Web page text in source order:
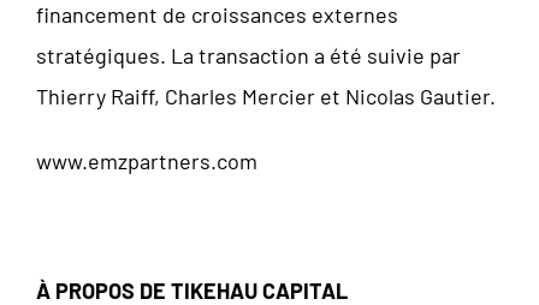
financement de croissances externes
stratégiques. La transaction a été suivie par
Thierry Raiff, Charles Mercier et Nicolas Gautier.
www.emzpartners.com
À PROPOS DE TIKEHAU CAPITAL